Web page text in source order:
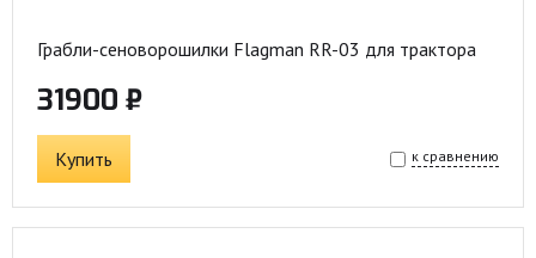
Грабли-сеноворошилки Flagman RR-03 для трактора
31900 ₽
Купить к сравнению